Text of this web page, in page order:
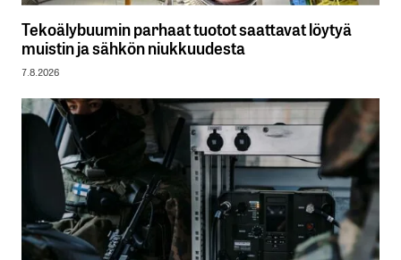
Tekoälybuumin parhaat tuotot saattavat löytyä
muistin ja sähkön niukkuudesta
7.8.2026